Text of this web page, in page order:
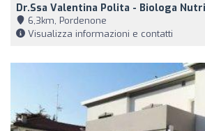
Dr.ssa Valentina Polita - Biologa
6,3km, Pordenone
Visualizza informazioni e contatti